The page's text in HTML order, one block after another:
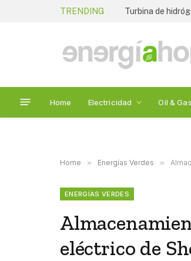
TRENDING WESS 2026
Home Electricidad Oil & Gas
Home » Energías Verdes »
ENERGÍAS VERDES
eléctrico de